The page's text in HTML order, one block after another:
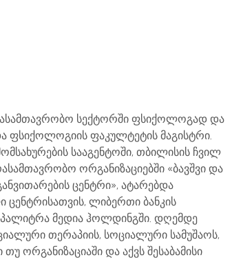
სექტორში ფსიქოლოგად და
ფსიქოლოგიის ფაკულტეტის მაგისტრი.
სააგენტოში, თბილისის ჩვილ
ორგანიზაციებში «ბავშვი და
ცენტრი», ატარებდა
ლიბერთი ბანკის
პალიტრა მედია ჰოლდინგში. დღემდე
თერაპიის, სოციალური სამუშაოს,
ორგანიზაციაში და აქვს შესაბამისი